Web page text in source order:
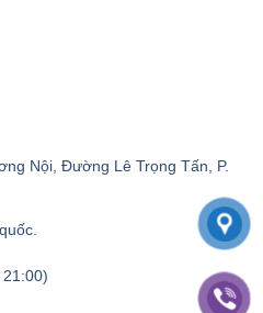
Nội, Đường Lê Trọng Tấn, P.